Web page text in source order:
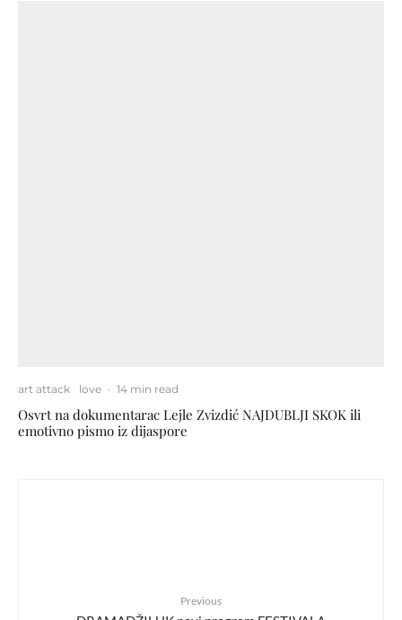
art attack love · 14 min read
Osvrt na dokumentarac Lejle Zvizdić NAJDUBLJI SKOK ili
emotivno pismo iz dijaspore
Previous